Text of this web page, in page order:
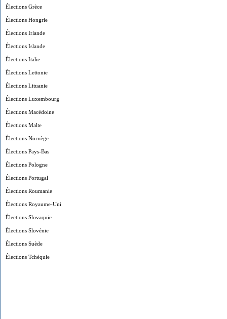
Élections Grèce
Élections Hongrie
Élections Irlande
Élections Islande
Élections Italie
Élections Lettonie
Élections Lituanie
Élections Luxembourg
Élections Macédoine
Élections Malte
Élections Norvège
Élections Pays-Bas
Élections Pologne
Élections Portugal
Élections Roumanie
Élections Royaume-Uni
Élections Slovaquie
Élections Slovénie
Élections Suède
Élections Tchéquie